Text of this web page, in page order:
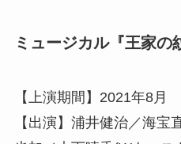
ミュージカル『王家の
【上演期間】2021年8月
【出演】浦井健治／海宝